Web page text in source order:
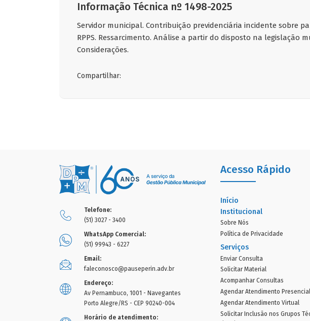
Informação Técnica nº 1498-2025
Servidor municipal. Contribuição previdenciária incidente sobre
RPPS. Ressarcimento. Análise a partir do disposto na legislação
Considerações.
Compartilhar:
Telefone:
(51) 3027 - 3400
WhatsApp Comercial:
(51) 99943 - 6227
Email:
faleconosco@pauseperin.adv.br
Endereço:
Av Pernambuco, 1001 - Navegantes
Porto Alegre/RS - CEP 90240-004
Horário de atendimento:
Acesso Rápido
Início
Institucional
Sobre Nós
Política de Privacidade
Serviços
Enviar Consulta
Solicitar Material
Acompanhar Consultas
Agendar Atendimento Presencial
Agendar Atendimento Virtual
Solicitar Inclusão nos Grupos